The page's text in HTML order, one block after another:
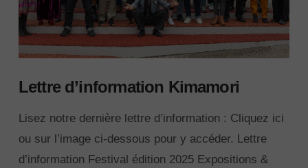
Lettre d’information Kimamori
Lisez notre dernière lettre d’information : Cliquez ici
ou sur l’image ci-dessous pour y accéder. Lettre
d’information Festival édition 2025 Expositions &